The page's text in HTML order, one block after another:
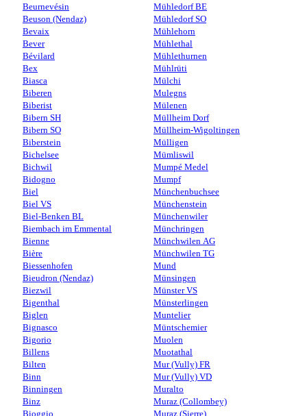
Beurnevésin
Beuson (Nendaz)
Bevaix
Bever
Bévilard
Bex
Biasca
Biberen
Biberist
Bibern SH
Bibern SO
Biberstein
Bichelsee
Bichwil
Bidogno
Biel
Biel VS
Biel-Benken BL
Biembach im Emmental
Bienne
Bière
Biessenhofen
Bieudron (Nendaz)
Biezwil
Bigenthal
Biglen
Bignasco
Bigorio
Billens
Bilten
Binn
Binningen
Binz
Bioggio
Mühledorf BE
Mühledorf SO
Mühlehorn
Mühlethal
Mühlethurnen
Mühlrüti
Mülchi
Mulegns
Mülenen
Müllheim Dorf
Müllheim-Wigoltingen
Mülligen
Mümliswil
Mumpé Medel
Mumpf
Münchenbuchsee
Münchenstein
Münchenwiler
Münchringen
Münchwilen AG
Münchwilen TG
Mund
Münsingen
Münster VS
Münsterlingen
Muntelier
Müntschemier
Muolen
Muotathal
Mur (Vully) FR
Mur (Vully) VD
Muralto
Muraz (Collombey)
Muraz (Sierre)